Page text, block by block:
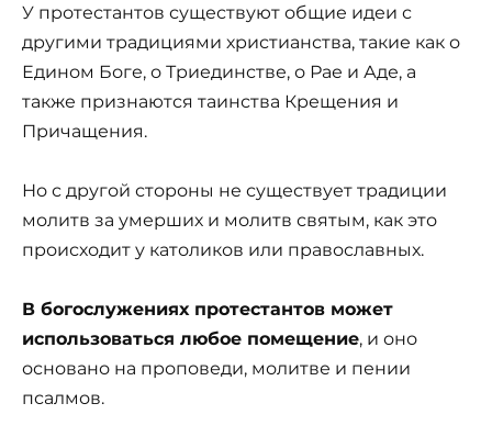
У протестантов существуют общие идеи с
другими традициями христианства, такие как о
Едином Боге, о Триединстве, о Рае и Аде, а
также признаются таинства Крещения и
Причащения.
Но с другой стороны не существует традиции
молитв за умерших и молитв святым, как это
происходит у католиков или православных.
В богослужениях протестантов может
использоваться любое помещение, и оно
основано на проповеди, молитве и пении
псалмов.